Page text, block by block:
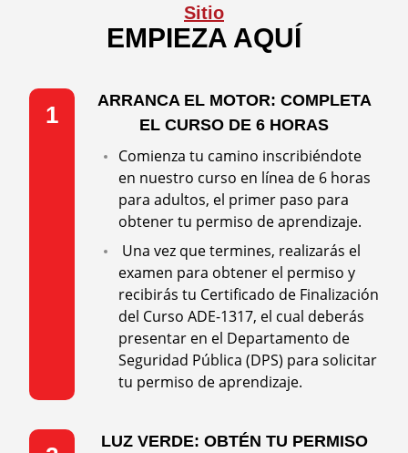
Join Our Team
LOGIN REGISTER
Sitio
EMPIEZA AQUÍ
1
ARRANCA EL MOTOR: COMPLETA
EL CURSO DE 6 HORAS
Comienza tu camino inscribiéndote
en nuestro curso en línea de 6 horas
para adultos, el primer paso para
obtener tu permiso de aprendizaje.
Una vez que termines, realizarás el
examen para obtener el permiso y
recibirás tu Certificado de Finalización
del Curso ADE-1317, el cual deberás
presentar en el Departamento de
Seguridad Pública (DPS) para solicitar
tu permiso de aprendizaje.
LUZ VERDE: OBTÉN TU PERMISO